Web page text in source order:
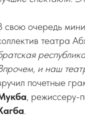
свою очередь
театра
и наш
почетные
, режиссеру-
.